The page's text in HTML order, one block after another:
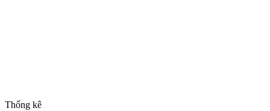
Thống kê